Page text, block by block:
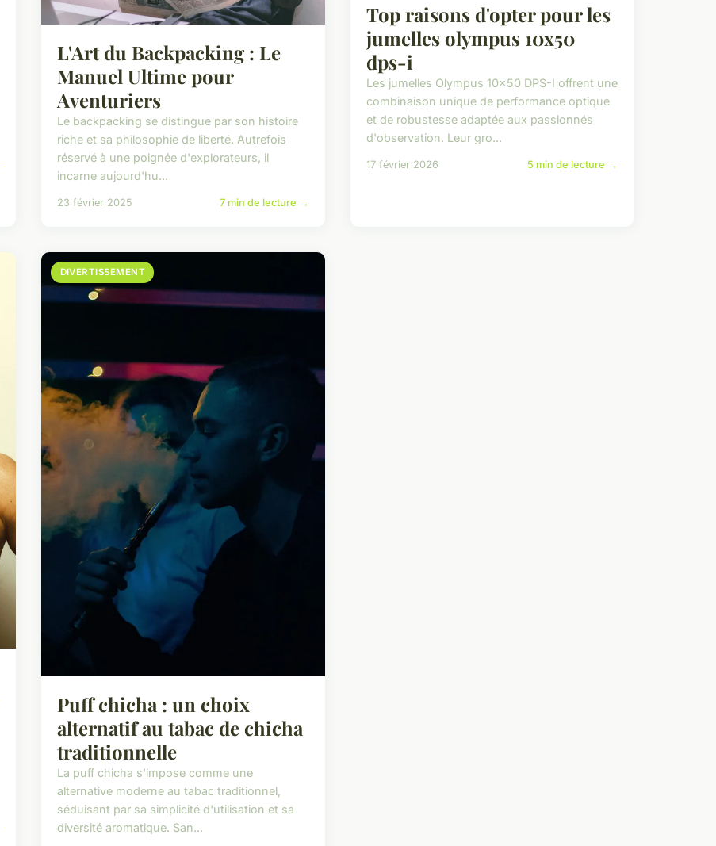
L'Art du Backpacking : Le
Manuel Ultime pour
Aventuriers
Le backpacking se distingue par son histoire
riche et sa philosophie de liberté. Autrefois
réservé à une poignée d'explorateurs, il
incarne aujourd'hu...
23 février 2025 7 min de lecture →
Top raisons d'opter pour les
jumelles olympus 10x50
dps-i
Les jumelles Olympus 10x50 DPS-I offrent une
combinaison unique de performance optique
et de robustesse adaptée aux passionnés
d'observation. Leur gro...
17 février 2026 5 min de lecture →
DIVERTISSEMENT
Puff chicha : un choix
alternatif au tabac de chicha
traditionnelle
La puff chicha s'impose comme une
alternative moderne au tabac traditionnel,
séduisant par sa simplicité d'utilisation et sa
diversité aromatique. San...